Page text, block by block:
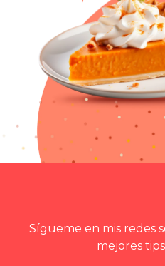
Sígueme en mis redes
mejores